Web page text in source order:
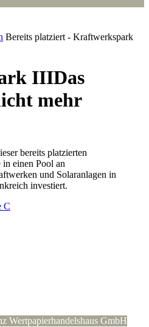
Bereits platziert - Kraftwerkspark
IIIDas
mehr
bereits platzierten
einen Pool an
und Solaranlagen in
investiert.
C
Wertpapierhandelshaus GmbH